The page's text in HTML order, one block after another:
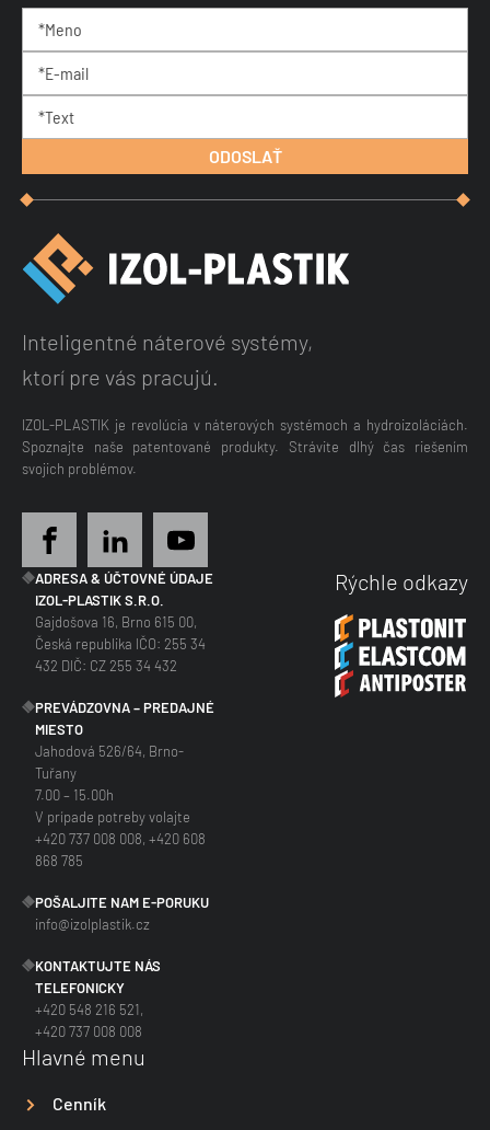
Inteligentné náterové systémy,
ktorí pre vás pracujú.
IZOL-PLASTIK je revolúcia v náterových systémoch a hydroizoláciách.
Spoznajte naše patentované produkty. Strávite dlhý čas riešením
svojich problémov.
ADRESA & ÚČTOVNÉ ÚDAJE
IZOL-PLASTIK S.R.O.
Gajdošova 16, Brno 615 00,
Česká republika IČO: 255 34
432 DIČ: CZ 255 34 432
PREVÁDZOVNA – PREDAJNÉ
MIESTO
Jahodová 526/64, Brno-
Tuřany
7.00 – 15.00h
V prípade potreby volajte
+420 737 008 008, +420 608
868 785
POŠALJITE NAM E-PORUKU
info@izolplastik.cz
KONTAKTUJTE NÁS
TELEFONICKY
+420 548 216 521,
+420 737 008 008
Rýchle odkazy
Hlavné menu
Cenník